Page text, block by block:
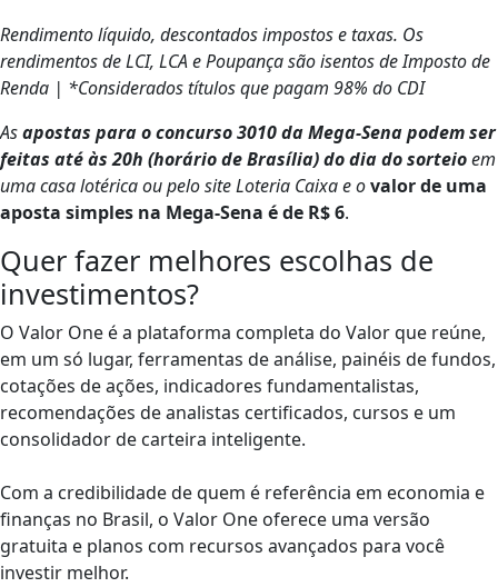
Rendimento líquido, descontados impostos e taxas. Os
rendimentos de LCI, LCA e Poupança são isentos de Imposto de
Renda | *Considerados títulos que pagam 98% do CDI
Asapostas para o concurso 3010 da Mega-Sena podem ser
feitas até às 20h (horário de Brasília) do dia do sorteioem
uma casa lotérica ou pelo site Loteria Caixa e ovalor de uma
aposta simples na Mega-Sena é de R$ 6.
Quer fazer melhores escolhas de
investimentos?
O Valor One é a plataforma completa do Valor que reúne,
em um só lugar, ferramentas de análise, painéis de fundos,
cotações de ações, indicadores fundamentalistas,
recomendações de analistas certificados, cursos e um
consolidador de carteira inteligente.
Com a credibilidade de quem é referência em economia e
finanças no Brasil, o Valor One oferece uma versão
gratuita e planos com recursos avançados para você
investir melhor.